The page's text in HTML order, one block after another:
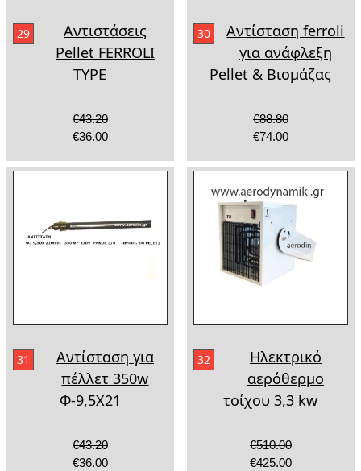
29
Αντιστάσεις
Pellet FERROLI
TYPE
€43.20
€36.00
30
Αντίσταση ferroli
για ανάφλεξη
Pellet & Βιομάζας
€88.80
€74.00
31
Αντίσταση για
πέλλετ 350w
Φ-9,5Χ21
€43.20
€36.00
32
Ηλεκτρικό
αερόθερμο
τοίχου 3,3 kw
€510.00
€425.00